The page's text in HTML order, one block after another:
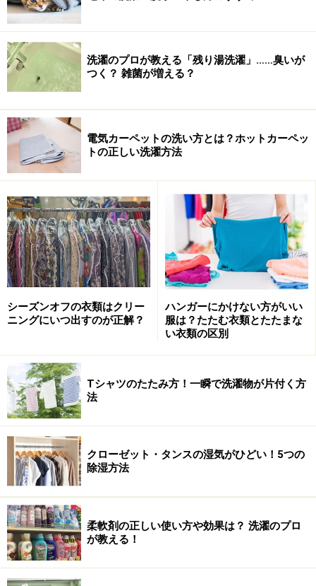
洗濯のプロが教える「残り湯洗濯」……臭いが
つく？ 雑菌が増える？
電気カーペットの洗い方とは？ホットカーペッ
トの正しい洗濯方法
シーズンオフの衣類はクリー
ニングにいつ出すのが正解？
ハンガーにかけない方がいい
服は？たたむ衣類とたたまな
い衣類の区別
Tシャツのたたみ方！一瞬で洗濯物が片付く方
法
クローゼット・タンスの湿気がひどい！5つの
除湿方法
柔軟剤の正しい使い方や効果は？ 洗濯のプロ
が教える！